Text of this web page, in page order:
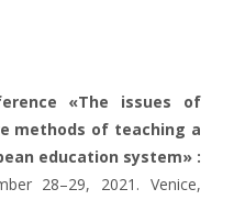
«The issues of
methods of teaching a
education system» :
28–29, 2021. Venice,